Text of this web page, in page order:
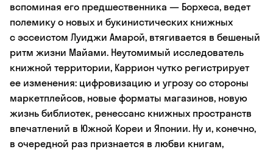
вспоминая его предшественника — Борхеса, ведет
полемику о новых и букинистических книжных
с эссеистом Луиджи Амарой, втягивается в бешеный
ритм жизни Майами. Неутомимый исследователь
книжной территории, Каррион чутко регистрирует
ее изменения: цифровизацию и угрозу со стороны
маркетплейсов, новые форматы магазинов, новую
жизнь библиотек, ренессанс книжных пространств
впечатлений в Южной Кореи и Японии. Ну и, конечно,
в очередной раз признается в любви книгам,